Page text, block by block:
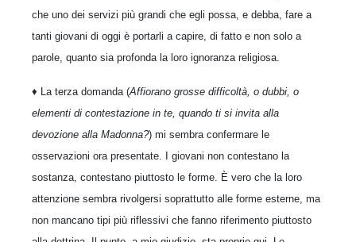
che uno dei servizi più grandi che egli possa, e debba, fare a
tanti giovani di oggi è portarli a capire, di fatto e non solo a
parole, quanto sia profonda la loro ignoranza religiosa.
♦ La terza domanda (Affiorano grosse difficoltà, o dubbi, o
elementi di contestazione in te, quando ti si invita alla
devozione alla Madonna?) mi sembra confermare le
osservazioni ora presentate. I giovani non contestano la
sostanza, contestano piuttosto le forme. È vero che la loro
attenzione sembra rivolgersi soprattutto alle forme esterne, ma
non mancano tipi più riflessivi che fanno riferimento piuttosto